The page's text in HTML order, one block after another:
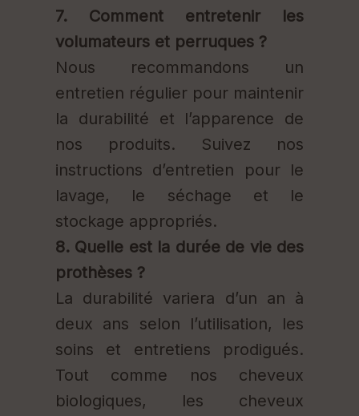
7. Comment entretenir les
volumateurs et perruques ?
Nous recommandons un
entretien régulier pour maintenir
la durabilité et l’apparence de
nos produits. Suivez nos
instructions d’entretien pour le
lavage, le séchage et le
stockage appropriés.
8. Quelle est la durée de vie des
prothèses ?
La durabilité variera d’un an à
deux ans selon l’utilisation, les
soins et entretiens prodigués.
Tout comme nos cheveux
biologiques, les cheveux